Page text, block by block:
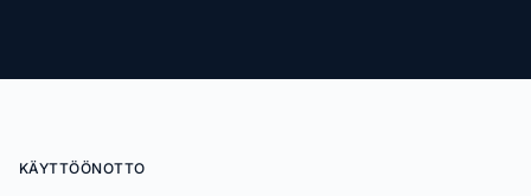
KÄYTTÖÖNOTTO